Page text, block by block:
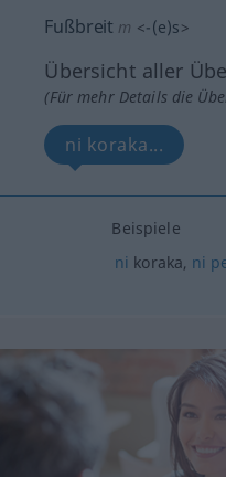
Fußbreit m <-(e)s>
Übersicht aller
(Für mehr Details die
ni koraka...
Beispiele
ni koraka, ni